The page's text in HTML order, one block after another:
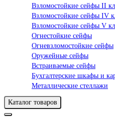
Взломостойкие сейфы II
Взломостойкие сейфы IV
Взломостойкие сейфы V
Огнестойкие сейфы
Огневзломостойкие сейфы
Оружейные сейфы
Встраиваемые сейфы
Бухгалтерские шкафы и
Металлические стеллажи
Каталог товаров